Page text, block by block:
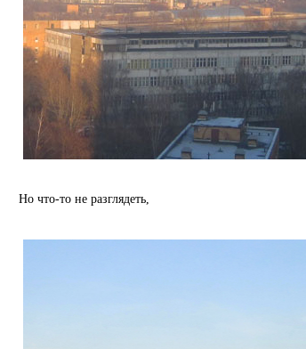
Но что-то не разглядеть,